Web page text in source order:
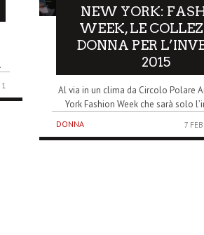
1
NEW YORK:
WEEK, LE
DONNA PER
2015
Al via in un clima da Circolo Polare
York Fashion Week che sarà solo
DONNA 7 FEB